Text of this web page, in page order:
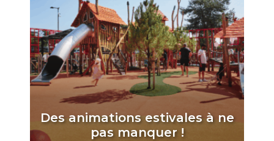
Des animations estivales à ne
pas manquer !